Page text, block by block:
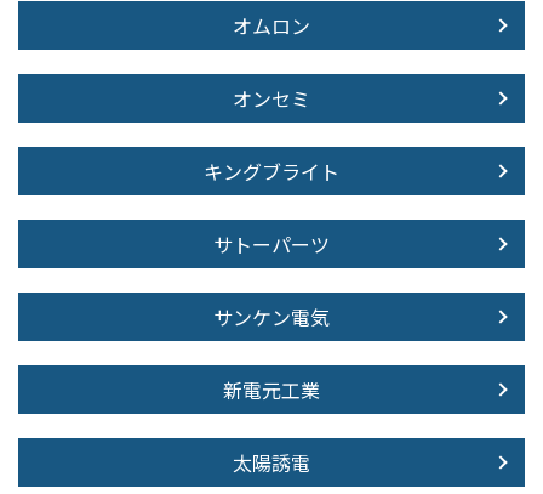
オムロン
オンセミ
キングブライト
サトーパーツ
サンケン電気
新電元工業
太陽誘電